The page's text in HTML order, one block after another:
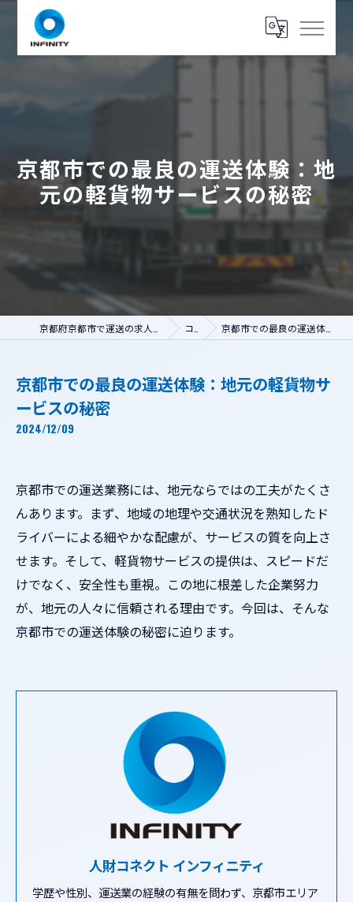
京都市での最良の運送体験：地
元の軽貨物サービスの秘密
コラム 京都市での最良の運送体験：地元の軽貨物サービスの秘密
京都市での最良の運送体験：地元の軽貨物サ
ービスの秘密
2024/12/09
京都市での運送業務には、地元ならではの工夫がたくさ
んあります。まず、地域の地理や交通状況を熟知したド
ライバーによる細やかな配慮が、サービスの質を向上さ
せます。そして、軽貨物サービスの提供は、スピードだ
けでなく、安全性も重視。この地に根差した企業努力
が、地元の人々に信頼される理由です。今回は、そんな
京都市での運送体験の秘密に迫ります。
人財コネクト インフィニティ
学歴や性別、運送業の経験の有無を問わず、京都市エリア